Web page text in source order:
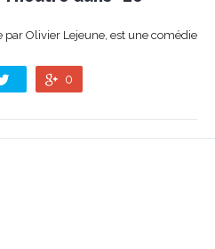
par Olivier Lejeune, est une comédie
0